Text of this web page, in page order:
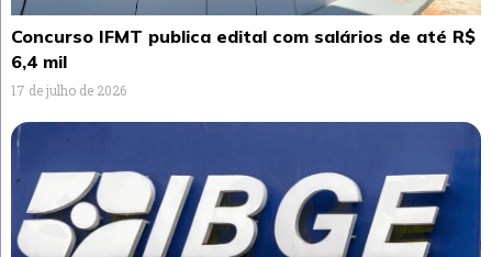
Concurso IFMT publica edital com salários de até R$
6,4 mil
17 de julho de 2026